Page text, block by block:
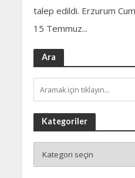
talep edildi. Erzurum
15 Temmuz...
Ara
Kategoriler